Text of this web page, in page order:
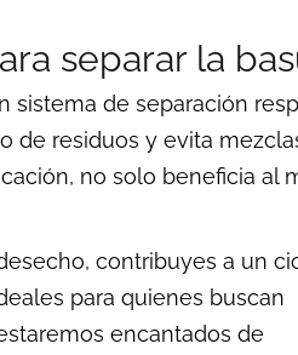
separar la
sistema de separación
de residuos y evita
no solo beneficia al
contribuyes a un
para quienes buscan
encantados de